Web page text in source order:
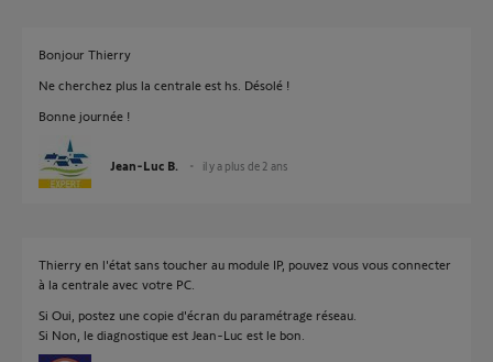
Bonjour Thierry
Ne cherchez plus la centrale est hs. Désolé !
Bonne journée !
Jean-Luc B. il y a plus de 2 ans
Thierry en l'état sans toucher au module IP, pouvez vous vous connecter
à la centrale avec votre PC.
Si Oui, postez une copie d'écran du paramétrage réseau.
Si Non, le diagnostique est Jean-Luc est le bon.